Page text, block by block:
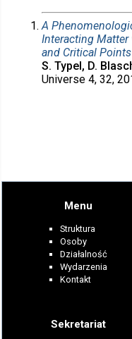
A
Interacting Matter
and Critical Points
S. Typel, D.
Universe 4, 32,
Menu
Struktura
Osoby
Działalność
Wydarzenia
Kontakt
Sekretariat